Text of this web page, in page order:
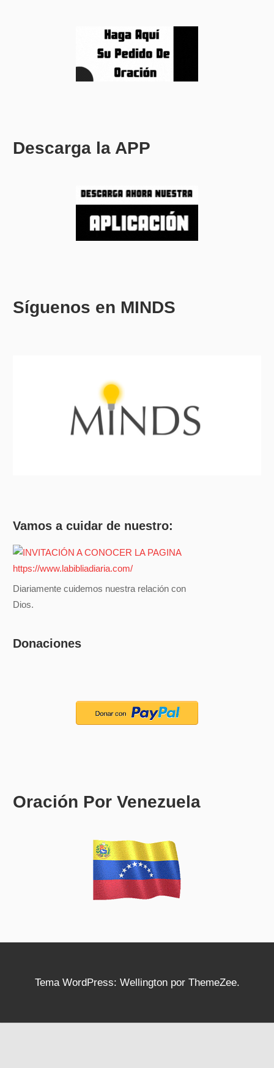
Descarga la APP
Síguenos en MINDS
Vamos a cuidar de nuestro:
Diariamente cuidemos nuestra relación con
Dios.
Donaciones
Oración Por Venezuela
Tema WordPress: Wellington por ThemeZee.